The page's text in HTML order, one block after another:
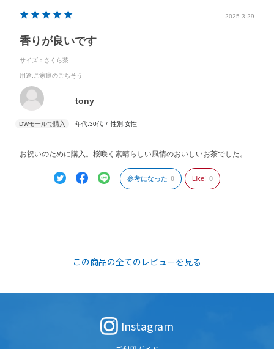
2025.3.29
香りが良いです
サイズ：さくら茶
用途:ご家庭のごちそう
tony
年代:30代 性別:女性
お祝いのために購入。桜咲く素晴らしい風情のおいしいお茶でした。
参考になった 0 Like! 0
この商品の全てのレビューを見る
Instagram